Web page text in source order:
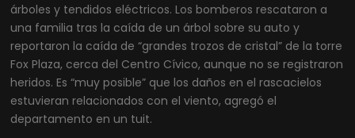
árboles y tendidos eléctricos. Los bomberos rescataron a
una familia tras la caída de un árbol sobre su auto y
reportaron la caída de “grandes trozos de cristal” de la torre
Fox Plaza, cerca del Centro Cívico, aunque no se registraron
heridos. Es “muy posible” que los daños en el rascacielos
estuvieran relacionados con el viento, agregó el
departamento en un tuit.